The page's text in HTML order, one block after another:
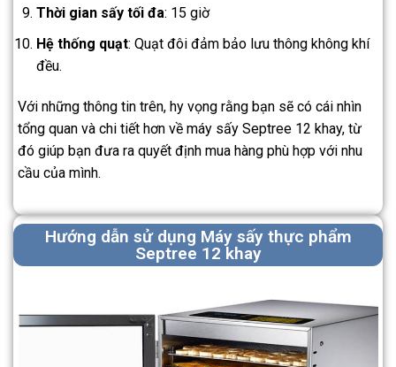
Thời gian sấy tối đa: 15 giờ
Hệ thống quạt: Quạt đôi đảm bảo lưu thông không khí
đều.
Với những thông tin trên, hy vọng rằng bạn sẽ có cái nhìn
tổng quan và chi tiết hơn về máy sấy Septree 12 khay, từ
đó giúp bạn đưa ra quyết định mua hàng phù hợp với nhu
cầu của mình.
Hướng dẫn sử dụng Máy sấy thực phẩm
Septree 12 khay